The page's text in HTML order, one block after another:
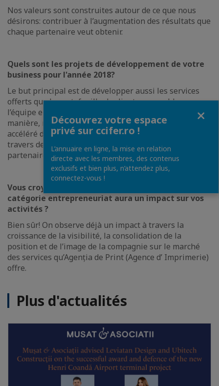
Nos valeurs sont construites autour de ce que nous
désirons: contribuer à l’augmentation des résultats que
chaque partenaire veut obtenir.
Quels sont les projets de développement de votre
business pour l'année 2018?
Le but principal est de développer aussi les services
offerts que le portefeuille de clients, ensemble avec
l’équipe entière qui travaille pour eux. De la même
manière, nous nous proposons de maintenir le rythme
accéléré d’accroissement des deux dernières années, à
travers des solutions personnalisées qui attirent des
partenaires satisfaits par leur collaboration avec nous.
Vous croyez que l'octroi du prix CCIFER pour la
catégorie entrepreneuriat aura un impact sur vos
activités ?
Bien sûr! On observe déjà un impact à travers la
croissance de la visibilité, la consolidation de la
position et de l’image de la compagnie sur le marché
des services qu’Agenția de Print (Agence d’ Imprimerie)
offre.
Plus d'actualités
Découvrez votre espace
privé sur ccifer.ro !
L’annuaire en ligne, la mise en relation
directe avec les membres, des contenus
exclusifs et bien plus, n’attendez plus,
connectez-vous !